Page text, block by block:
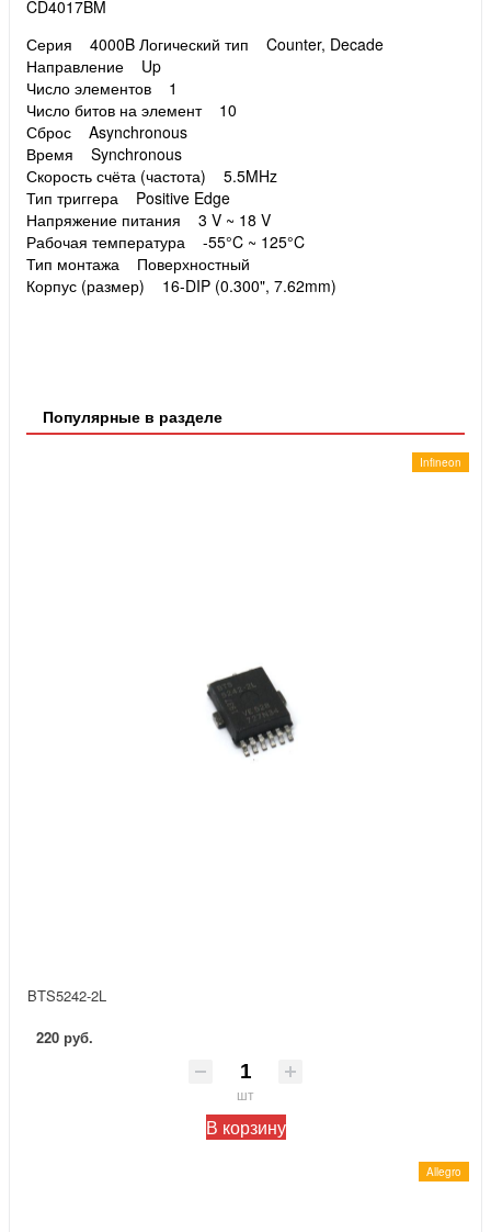
CD4017BM
Серия 4000B Логический тип Counter, Decade
Направление Up
Число элементов 1
Число битов на элемент 10
Сброс Asynchronous
Время Synchronous
Скорость счёта (частота) 5.5MHz
Тип триггера Positive Edge
Напряжение питания 3 V ~ 18 V
Рабочая температура -55°C ~ 125°C
Тип монтажа Поверхностный
Корпус (размер) 16-DIP (0.300", 7.62mm)
Популярные в разделе
Infineon
BTS5242-2L
220 руб.
шт
В корзину
Allegro